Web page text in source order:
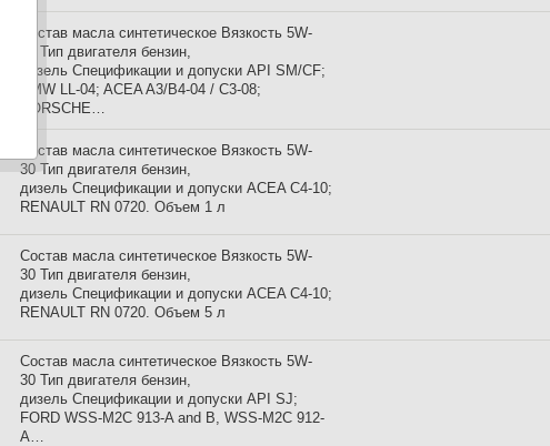
Состав масла синтетическое Вязкость 5W-
40 Тип двигателя бензин,
дизель Спецификации и допуски API SM/CF;
BMW LL-04; ACEA A3/B4-04 / C3-08;
PORSCHE…
Состав масла синтетическое Вязкость 5W-
30 Тип двигателя бензин,
дизель Спецификации и допуски ACEA C4-10;
RENAULT RN 0720. Объем 1 л
Состав масла синтетическое Вязкость 5W-
30 Тип двигателя бензин,
дизель Спецификации и допуски ACEA C4-10;
RENAULT RN 0720. Объем 5 л
Состав масла синтетическое Вязкость 5W-
30 Тип двигателя бензин,
дизель Спецификации и допуски API SJ;
FORD WSS-M2C 913-A and B, WSS-M2C 912-
A…